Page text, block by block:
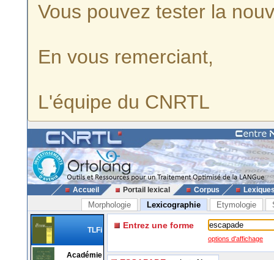
Vous pouvez tester la
En vous remerciant,
L'équipe du CNRTL
Accueil Portail lexical Corpus
Morphologie Lexicographie Etymologie
TLFi
Académie
Entrez une forme
options d'affichage